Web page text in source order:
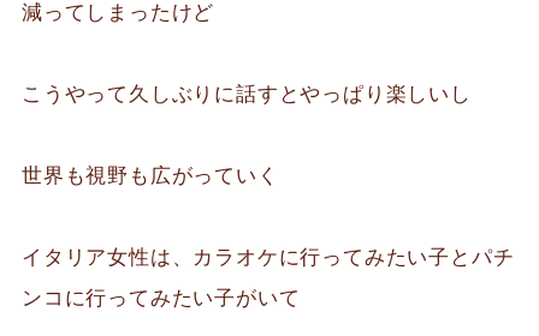
減ってしまったけど
こうやって久しぶりに話すとやっぱり楽しいし
世界も視野も広がっていく
イタリア女性は、カラオケに行ってみたい子とパチ
ンコに行ってみたい子がいて